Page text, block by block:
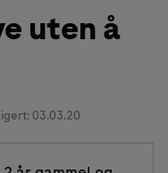
uten å
03.03.20